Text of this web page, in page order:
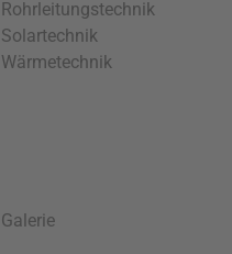
Rohrleitungstechnik
Solartechnik
Wärmetechnik
Galerie